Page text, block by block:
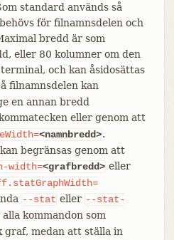
standard används så
för filnamnsdelen och
bredd är som
eller 80 kolumner om den
och kan åsidosättas
filnamnsdelen kan
en annan bredd
eller genom att
<namnbredd>.
begränsas genom att
width=<grafbredd> eller
--stat eller --stat-
kommandon som
medan att ställa in